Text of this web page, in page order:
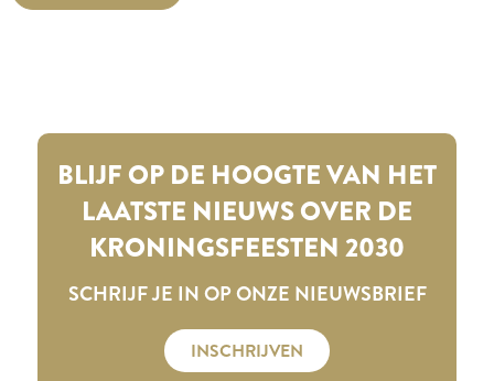
BLIJF OP DE HOOGTE VAN HET
LAATSTE NIEUWS OVER DE
KRONINGSFEESTEN 2030
SCHRIJF JE IN OP ONZE NIEUWSBRIEF
INSCHRIJVEN